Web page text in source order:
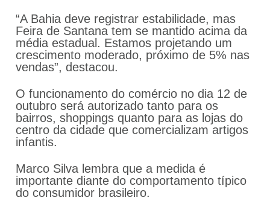
“A Bahia deve registrar estabilidade, mas
Feira de Santana tem se mantido acima da
média estadual. Estamos projetando um
crescimento moderado, próximo de 5% nas
vendas”, destacou.
O funcionamento do comércio no dia 12 de
outubro será autorizado tanto para os
bairros, shoppings quanto para as lojas do
centro da cidade que comercializam artigos
infantis.
Marco Silva lembra que a medida é
importante diante do comportamento típico
do consumidor brasileiro.